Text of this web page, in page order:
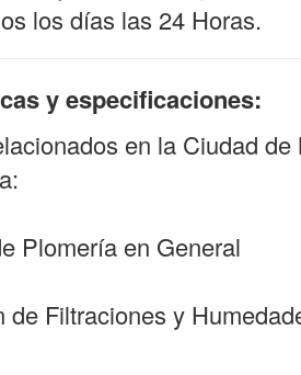
los días las 24 Horas.
y especificaciones:
en la Ciudad de
Plomería en General
de Filtraciones y